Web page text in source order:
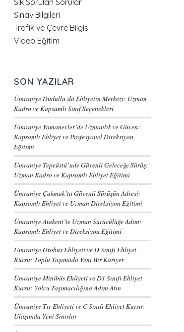
Sık Sorulan Sorular
Sınav Bilgileri
Trafik ve Çevre Bilgisi
Video Eğitim
SON YAZILAR
Ümraniye Dudullu’da Ehliyetin Merkezi: Uzman
Kadro ve Kapsamlı Sınıf Seçenekleri
Ümraniye Yamanevler’de Uzmanlık ve Güven:
Kapsamlı Ehliyet ve Profesyonel Direksiyon
Eğitimi
Ümraniye Tepeüstü’nde Güvenli Geleceğe Sürüş:
Uzman Kadro ve Kapsamlı Ehliyet Eğitimi
Ümraniye Çakmak’ta Güvenli Sürüşün Adresi:
Kapsamlı Ehliyet ve Uzman Direksiyon Eğitimi
Ümraniye Atakent’te Uzman Sürücülüğe Adım:
Kapsamlı Ehliyet ve Direksiyon Eğitimi
Ümraniye Otobüs Ehliyeti ve D Sınıfı Ehliyet
Kursu: Toplu Taşımada Yeni Bir Kariyer
Ümraniye Minibüs Ehliyeti ve D1 Sınıfı Ehliyet
Kursu: Yolcu Taşımacılığına Adım Atın
Ümraniye Tır Ehliyeti ve C Sınıfı Ehliyet Kursu:
Ulaşımda Yeni Sınırlar